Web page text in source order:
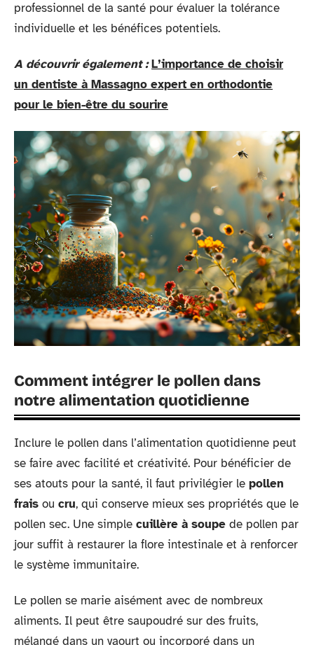
professionnel de la santé pour évaluer la tolérance
individuelle et les bénéfices potentiels.
A découvrir également : L’importance de choisir
un dentiste à Massagno expert en orthodontie
pour le bien-être du sourire
Comment intégrer le pollen dans
notre alimentation quotidienne
Inclure le pollen dans l’alimentation quotidienne peut
se faire avec facilité et créativité. Pour bénéficier de
ses atouts pour la santé, il faut privilégier le pollen
frais ou cru, qui conserve mieux ses propriétés que le
pollen sec. Une simple cuillère à soupe de pollen par
jour suffit à restaurer la flore intestinale et à renforcer
le système immunitaire.
Le pollen se marie aisément avec de nombreux
aliments. Il peut être saupoudré sur des fruits,
mélangé dans un yaourt ou incorporé dans un